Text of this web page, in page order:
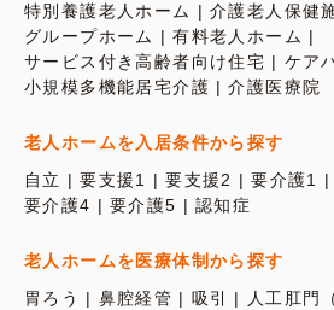
特別養護老人ホーム
介護老人保健
グループホーム
有料老人ホーム
サービス付き高齢者向け住宅
ケア
小規模多機能居宅介護
介護医療院
老人ホームを入居条件から探す
自立
要支援1 要支援2 要介護1
要介護4
要介護5 認知症
老人ホームを医療体制から探す
胃ろう
鼻腔経管 吸引
人工肛門